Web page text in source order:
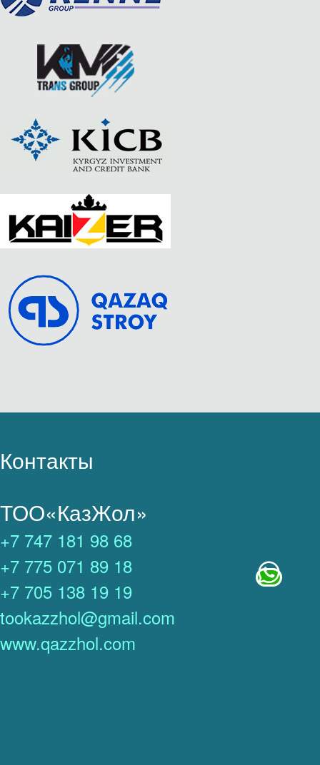
Контакты
ТОО«КазЖол»
+7 747 181 98 68
+7 775 071 89 18
+7 705 138 19 19
tookazzhol@gmail.com
www.qazzhol.com